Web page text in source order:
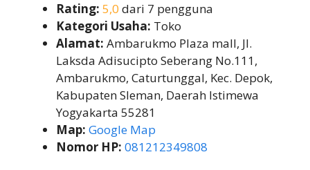
Rating: 5,0 dari 7 pengguna
Kategori Usaha: Toko
Alamat: Ambarukmo Plaza mall, Jl.
Laksda Adisucipto Seberang No.111,
Ambarukmo, Caturtunggal, Kec. Depok,
Kabupaten Sleman, Daerah Istimewa
Yogyakarta 55281
Map: Google Map
Nomor HP: 081212349808